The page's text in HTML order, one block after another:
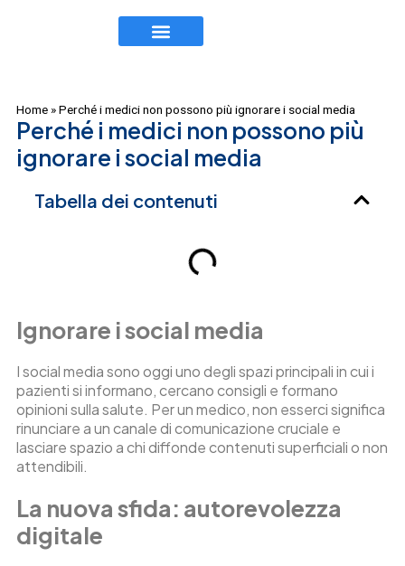
Home »Perché i medici non possono più ignorare i social media
Perché i medici non possono più
ignorare i social media
Tabella dei contenuti
Ignorare i social media
I social media sono oggi uno degli spazi principali in cui i
pazienti si informano, cercano consigli e formano
opinioni sulla salute. Per un medico, non esserci significa
rinunciare a un canale di comunicazione cruciale e
lasciare spazio a chi diffonde contenuti superficiali o non
attendibili.
La nuova sfida: autorevolezza
digitale